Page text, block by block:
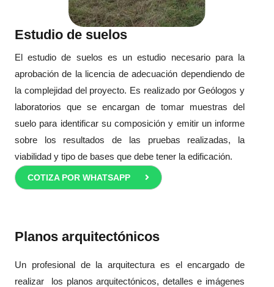
Estudio de suelos
El estudio de suelos es un estudio necesario para la
aprobación de la licencia de adecuación dependiendo de
la complejidad del proyecto. Es realizado por Geólogos y
laboratorios que se encargan de tomar muestras del
suelo para identificar su composición y emitir un informe
sobre los resultados de las pruebas realizadas, la
viabilidad y tipo de bases que debe tener la edificación.
COTIZA POR WHATSAPP
Planos arquitectónicos
Un profesional de la arquitectura es el encargado de
realizar los planos arquitectónicos, detalles e imágenes